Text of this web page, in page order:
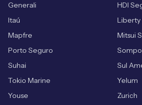
Generali
HDI
Itaú
Liberty
Mapfre
Mitsui
Porto Seguro
Sompo
Suhai
Sul
Tokio Marine
Yelum
Youse
Zurich